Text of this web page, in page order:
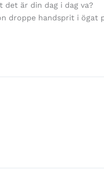
är din dag i dag va?
droppe handsprit i ögat